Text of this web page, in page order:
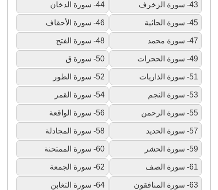
43- سورة الزخرف 44- سورة الدخان
45- سورة الجاثية 46- سورة الأحقاف
47- سورة محمد 48- سورة الفتح
49- سورة الحجرات 50- سورة ق
51- سورة الذاريات 52- سورة الطور
53- سورة النجم 54- سورة القمر
55- سورة الرحمن 56- سورة الواقعة
57- سورة الحديد 58- سورة المجادلة
59- سورة الحشر 60- سورة الممتحنة
61- سورة الصف 62- سورة الجمعة
63- سورة المنافقون 64- سورة التغابن